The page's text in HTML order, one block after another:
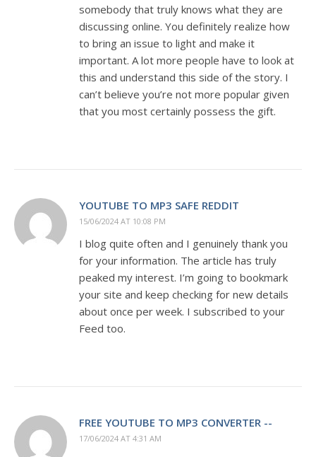
somebody that truly knows what they are
discussing online. You definitely realize how
to bring an issue to light and make it
important. A lot more people have to look at
this and understand this side of the story. I
can’t believe you’re not more popular given
that you most certainly possess the gift.
YOUTUBE TO MP3 SAFE REDDIT
15/06/2024 AT 10:08 PM
I blog quite often and I genuinely thank you
for your information. The article has truly
peaked my interest. I’m going to bookmark
your site and keep checking for new details
about once per week. I subscribed to your
Feed too.
FREE YOUTUBE TO MP3 CONVERTER --
17/06/2024 AT 4:31 AM